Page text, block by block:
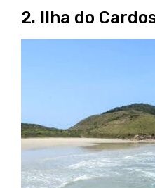
2. Ilha do